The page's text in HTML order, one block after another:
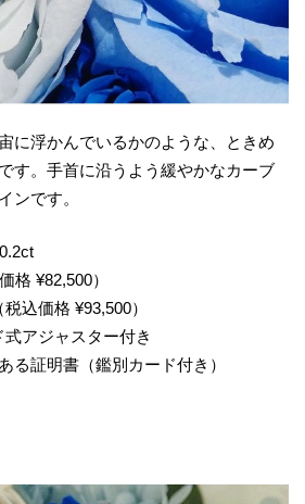
に浮かんでいるかのような、ときめ
す。手首に沿うよう緩やかなカーブ
ンです。
格 ¥82,500）
込価格 ¥93,500）
式アジャスター付き
る証明書（鑑別カード付き）